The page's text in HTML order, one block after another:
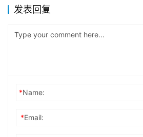
发表回复
*Name:
*Email: